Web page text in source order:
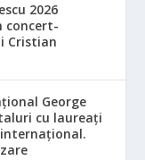
2026
concert-
Cristian
George
cu laureați